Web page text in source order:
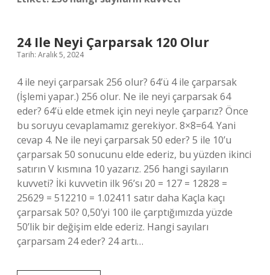
24 Ile Neyi Çarparsak 120 Olur
Tarih: Aralık 5, 2024
4 ile neyi çarparsak 256 olur? 64’ü 4 ile çarparsak
(İşlemi yapar.) 256 olur. Ne ile neyi çarparsak 64
eder? 64’ü elde etmek için neyi neyle çarparız? Önce
bu soruyu cevaplamamız gerekiyor. 8×8=64. Yani
cevap 4. Ne ile neyi çarparsak 50 eder? 5 ile 10’u
çarparsak 50 sonucunu elde ederiz, bu yüzden ikinci
satırın V kısmına 10 yazarız. 256 hangi sayıların
kuvveti? İki kuvvetin ilk 96’sı 20 = 127 = 12828 =
25629 = 512210 = 1.02411 satır daha Kaçla kaçı
çarparsak 50? 0,50’yi 100 ile çarptığımızda yüzde
50’lik bir değişim elde ederiz. Hangi sayıları
çarparsam 24 eder? 24 artı…